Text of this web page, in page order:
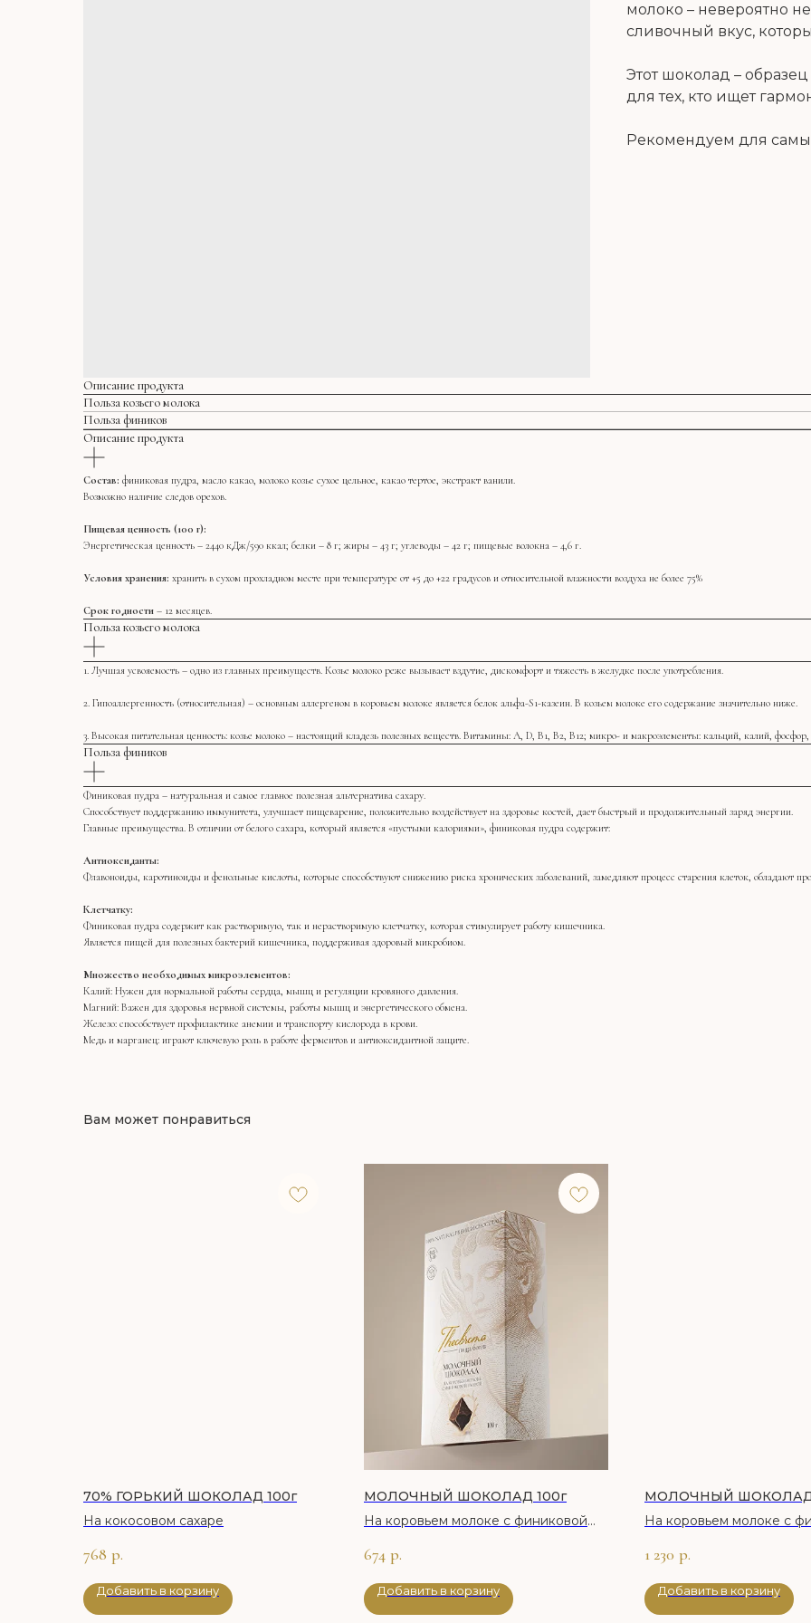
молоко – невероятно
сливочный вкус,
Этот шоколад –
для тех, кто ищет
Рекомендуем для
Описание продукта
Польза козьего молока
Польза фиников
Описание продукта
Состав: финиковая пудра, масло какао, молоко козье сухое цельное, какао тертое, экстракт ванили.
Возможно наличие следов орехов.
Пищевая ценность (100 г):
Энергетическая ценность – 2440 кДж/590 ккал; белки – 8 г; жиры – 43 г; углеводы – 42 г; пищевые волокна – 4,6 г.
Условия хранения: хранить в сухом прохладном месте при температуре от +5 до +22 градусов и относительной влажности воздуха не более 75%
Срок годности – 12 месяцев.
Польза козьего молока
1. Лучшая усвояемость – одно из главных преимуществ. Козье молоко реже вызывает вздутие, дискомфорт и тяжесть в желудке после употребления.
2. Гипоаллергенность (относительная) – основным аллергеном в коровьем молоке является белок альфа-S1-казеин. В козьем молоке его содержание значительно ниже.
3. Высокая питательная ценность: козье молоко – настоящий кладезь полезных веществ. Витамины: А, D, В1, В2, В12; микро- и макроэлементы: кальций, калий, фосфор,
Польза фиников
Финиковая пудра – натуральная и самое главное полезная альтернатива сахару.
Способствует поддержанию иммунитета, улучшает пищеварение, положительно воздействует на здоровье костей, дает быстрый и продолжительный заряд энергии.
Главные преимущества. В отличии от белого сахара, который является «пустыми калориями», финиковая пудра содержит:
Антиоксиданты:
Флавоноиды, каротиноиды и фенольные кислоты, которые способствуют снижению риска хронических заболеваний, замедляют процесс старения клеток, обладают
Клетчатку:
Финиковая пудра содержит как растворимую, так и нерастворимую клетчатку, которая стимулирует работу кишечника.
Является пищей для полезных бактерий кишечника, поддерживая здоровый микробиом.
Множество необходимых микроэлементов:
Калий: Нужен для нормальной работы сердца, мышц и регуляции кровяного давления.
Магний: Важен для здоровья нервной системы, работы мышц и энергетического обмена.
Железо: способствует профилактике анемии и транспорту кислорода в крови.
Медь и марганец: играют ключевую роль в работе ферментов и антиоксидантной защите.
Вам может понравиться
70% ГОРЬКИЙ ШОКОЛАД 100г
На кокосовом сахаре
768 р.
Добавить в корзину
МОЛОЧНЫЙ ШОКОЛАД 100г
На коровьем молоке с финиковой
674 р.
Добавить в корзину
МОЛОЧНЫЙ ШОКОЛАД
На коровьем молоке с
1 230 р.
Добавить в корзину